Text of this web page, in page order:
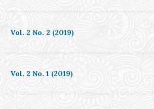
Vol. 2 No. 2 (2019)
Vol. 2 No. 1 (2019)